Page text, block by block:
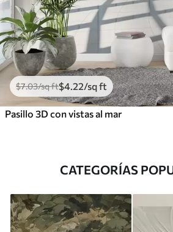
$7.03/sq ft$4 .22/sq ft
Pasillo 3D con vistas al mar
CATEGORÍAS